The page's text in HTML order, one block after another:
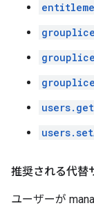
推奨される代替
ユーザーが